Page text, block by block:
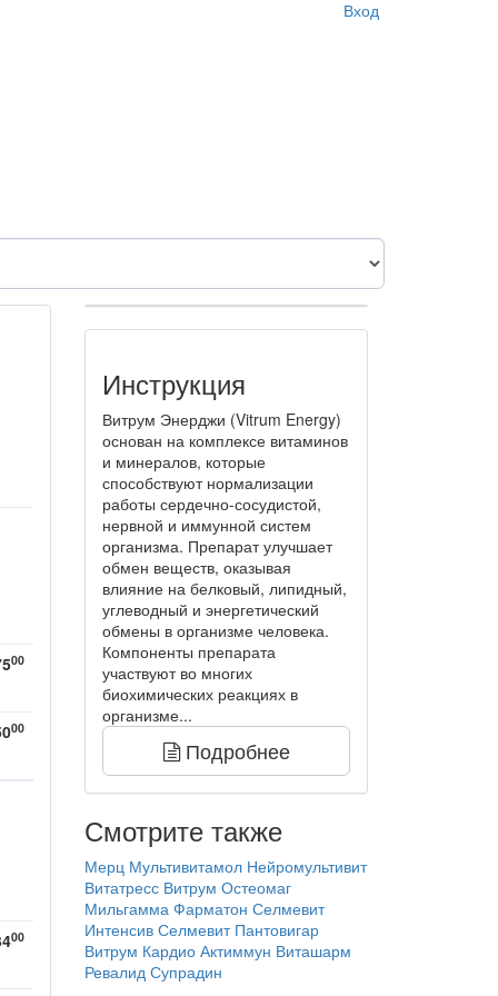
Вход
00
00
00
Инструкция
Витрум Энерджи (Vitrum Energy)
основан на комплексе витаминов
и минералов, которые
способствуют нормализации
работы сердечно-сосудистой,
нервной и иммунной систем
организма. Препарат улучшает
обмен веществ, оказывая
влияние на белковый, липидный,
углеводный и энергетический
обмены в организме человека.
Компоненты препарата
участвуют во многих
биохимических реакциях в
организме...
Подробнее
Смотрите также
Мерц Мультивитамол Нейромультивит
Витатресс Витрум Остеомаг
Мильгамма Фарматон Селмевит
Интенсив Селмевит Пантовигар
Витрум Кардио Актиммун Виташарм
Ревалид Супрадин